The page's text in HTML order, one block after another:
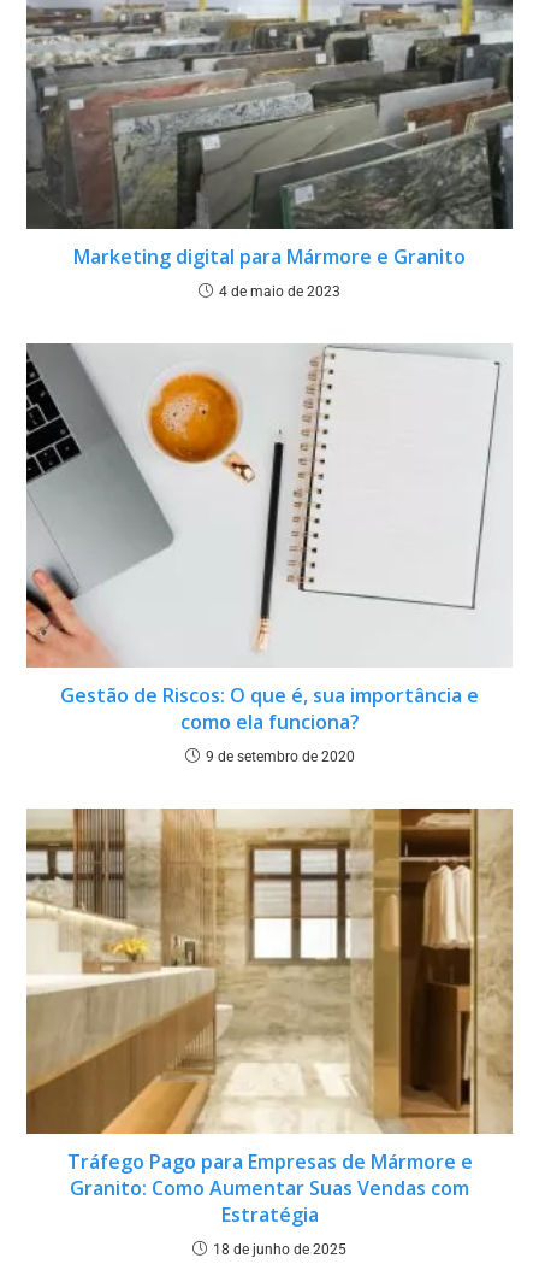
Marketing digital para Mármore e Granito
4 de maio de 2023
Gestão de Riscos: O que é, sua importância e
como ela funciona?
9 de setembro de 2020
Tráfego Pago para Empresas de Mármore e
Granito: Como Aumentar Suas Vendas com
Estratégia
18 de junho de 2025